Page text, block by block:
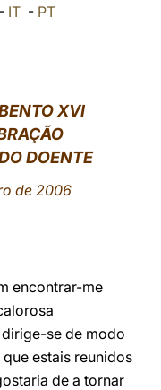
العربيّة - IT - PT
XVI
DOENTE
de 2006
encontrar-me
se de modo
estais reunidos
de a tornar